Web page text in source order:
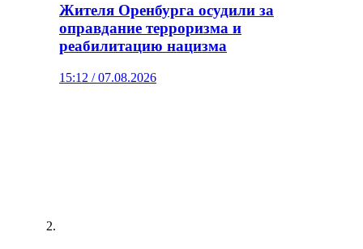
Жителя Оренбурга осудили за
оправдание терроризма и
реабилитацию нацизма
15:12 / 07.08.2026